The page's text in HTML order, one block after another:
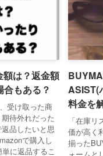
は？返金額
もある？
受け取った商
待外れだった
品したいと思
で購入し
に返品するこ
ASIST(
料金を
「在庫
価が高く
揃った
ォームと